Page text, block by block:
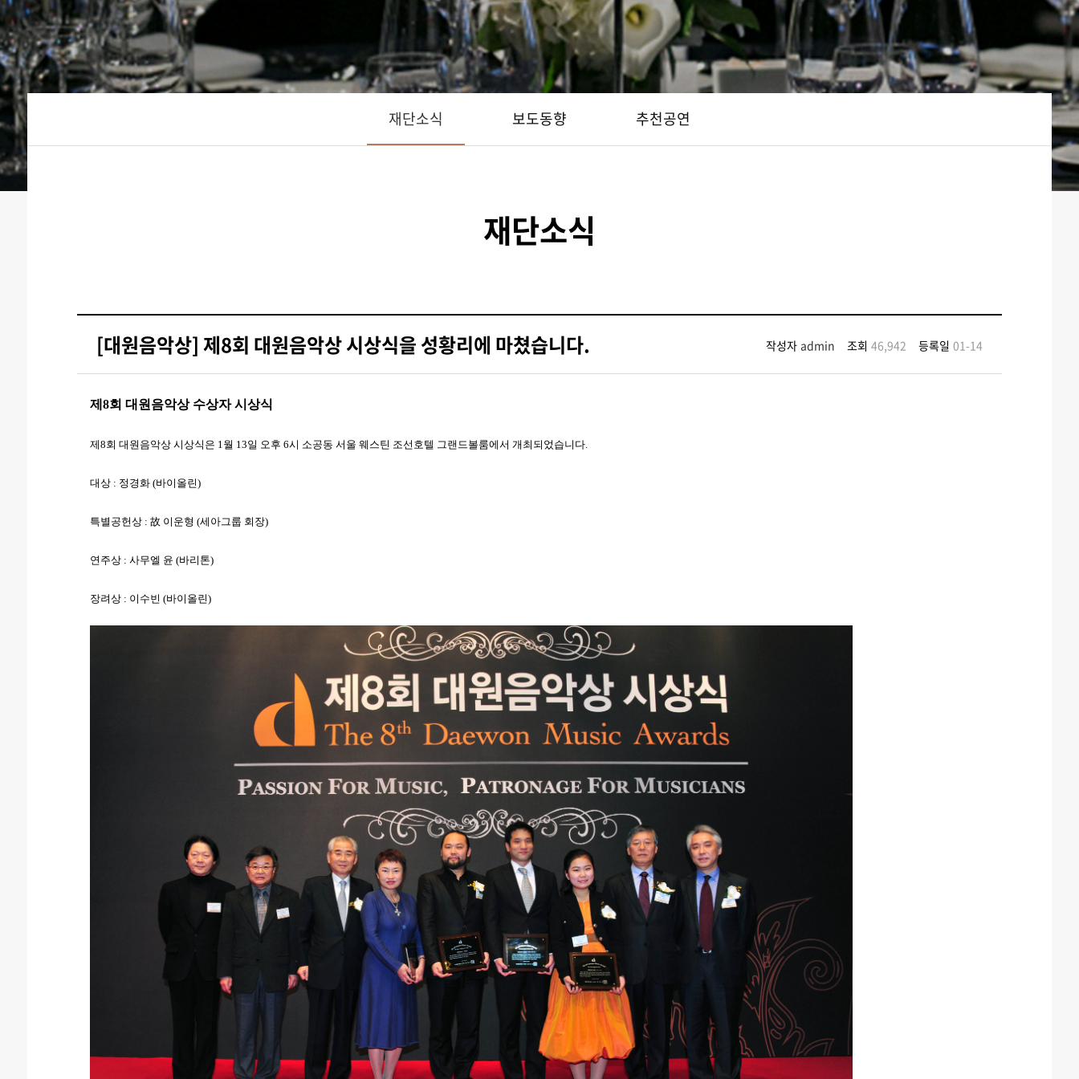
재단소식 보도동향 추천공연
재단소식
[대원음악상] 제8회 대원음악상 시상식을 성황리에 마쳤습니다. 작성자 admin 조회 46,942 등록일 01-14
제8회 대원음악상 수상자 시상식
제8회 대원음악상 시상식은 1월 13일 오후 6시 소공동 서울 웨스틴 조선호텔 그랜드볼룸에서 개최되었습니다.
대상 : 정경화 (바이올린)
특별공헌상 : 故 이운형 (세아그룹 회장)
연주상 : 사무엘 윤 (바리톤)
장려상 : 이수빈 (바이올린)